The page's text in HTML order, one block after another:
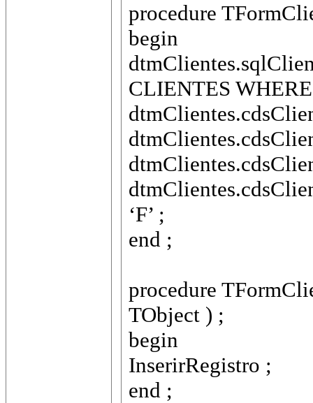
procedure
begin
CLIENTES
‘F’ ;
end ;
procedure
TObject ) ;
begin
InserirRegistro ;
end ;